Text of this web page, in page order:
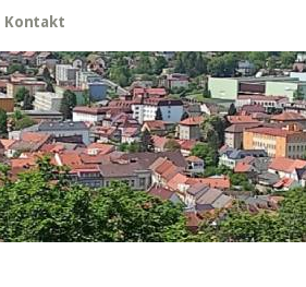
Kontakt